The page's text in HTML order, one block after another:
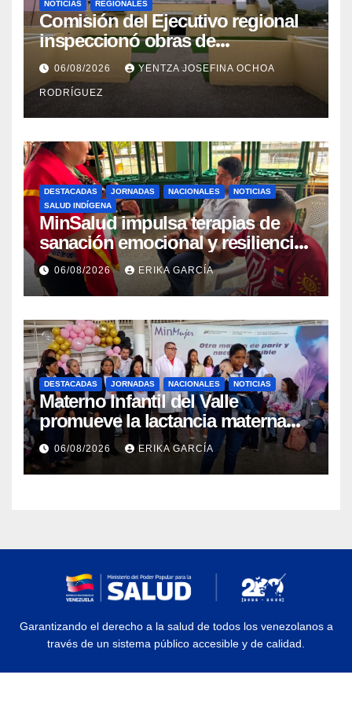
NOTICIAS REGIONALES
Comisión del Ejecutivo regional
inspeccionó obras de
recuperación en la Maternidad
Integral Aragua
06/08/2026 YENTZA JOSEFINA OCHOA
RODRÍGUEZ
DESTACADAS JORNADAS NACIONALES
NOTICIAS
SALUD INDÍGENA
MinSalud impulsa terapias de
sanación emocional y resiliencia
post-sismo junto a comunidades
indígenas en Caracas
06/08/2026 ERIKA GARCÍA
DESTACADAS JORNADAS NACIONALES NOTICIAS
Materno Infantil del Valle
promueve la lactancia materna
como un inicio sostenible para la
vida
06/08/2026 ERIKA GARCÍA
Garantizando el derecho a la salud de todos los venezolanos a
través de un sistema público accesible y de calidad.